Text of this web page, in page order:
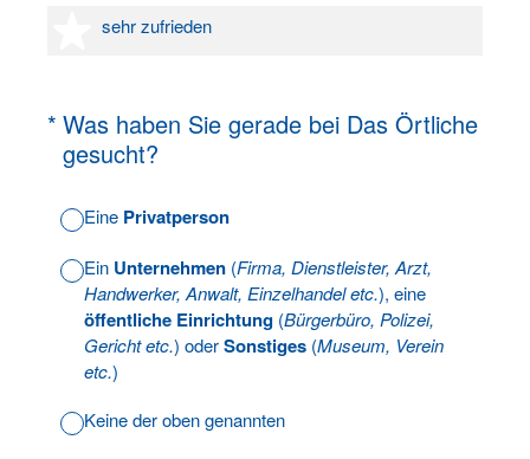
sehr zufrieden
5 Sterne
* Was haben Sie gerade bei Das Örtliche
gesucht?
(Erforderlich.)
Eine Privatperson
Ein Unternehmen (Firma, Dienstleister, Arzt,
Handwerker, Anwalt, Einzelhandel etc.), eine
öffentliche Einrichtung (Bürgerbüro, Polizei,
Gericht etc.) oderSonstiges (Museum, Verein
etc.)
Keine der oben genannten